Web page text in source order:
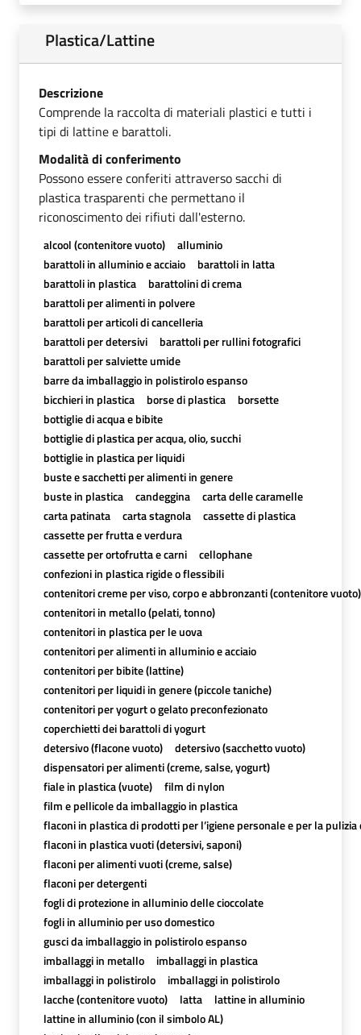
Plastica/Lattine
Descrizione
Comprende la raccolta di materiali plastici e tutti i
tipi di lattine e barattoli.
Modalità di conferimento
Possono essere conferiti attraverso sacchi di
plastica trasparenti che permettano il
riconoscimento dei rifiuti dall'esterno.
alcool (contenitore vuoto)
alluminio
barattoli in alluminio e acciaio
barattoli in latta
barattoli in plastica
barattolini di crema
barattoli per alimenti in polvere
barattoli per articoli di cancelleria
barattoli per detersivi
barattoli per rullini fotografici
barattoli per salviette umide
barre da imballaggio in polistirolo espanso
bicchieri in plastica
borse di plastica
borsette
bottiglie di acqua e bibite
bottiglie di plastica per acqua, olio, succhi
bottiglie in plastica per liquidi
buste e sacchetti per alimenti in genere
buste in plastica
candeggina
carta delle caramelle
carta patinata
carta stagnola
cassette di plastica
cassette per frutta e verdura
cassette per ortofrutta e carni
cellophane
confezioni in plastica rigide o flessibili
contenitori creme per viso, corpo e abbronzanti (contenitore vuoto)
contenitori in metallo (pelati, tonno)
contenitori in plastica per le uova
contenitori per alimenti in alluminio e acciaio
contenitori per bibite (lattine)
contenitori per liquidi in genere (piccole taniche)
contenitori per yogurt o gelato preconfezionato
coperchietti dei barattoli di yogurt
detersivo (flacone vuoto)
detersivo (sacchetto vuoto)
dispensatori per alimenti (creme, salse, yogurt)
fiale in plastica (vuote)
film di nylon
film e pellicole da imballaggio in plastica
flaconi in plastica di prodotti per l’igiene personale e per la pulizia
flaconi in plastica vuoti (detersivi, saponi)
flaconi per alimenti vuoti (creme, salse)
flaconi per detergenti
fogli di protezione in alluminio delle cioccolate
fogli in alluminio per uso domestico
gusci da imballaggio in polistirolo espanso
imballaggi in metallo
imballaggi in plastica
imballaggi in polistirolo
imballaggi in polistirolo
lacche (contenitore vuoto)
latta
lattine in alluminio
lattine in alluminio (con il simbolo AL)